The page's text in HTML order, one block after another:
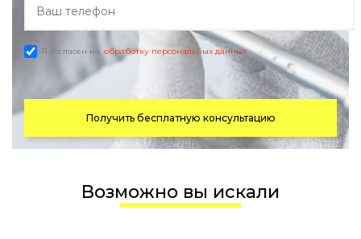
Я согласен на обработку персональных данных
Получить бесплатную консультацию
Возможно вы искали